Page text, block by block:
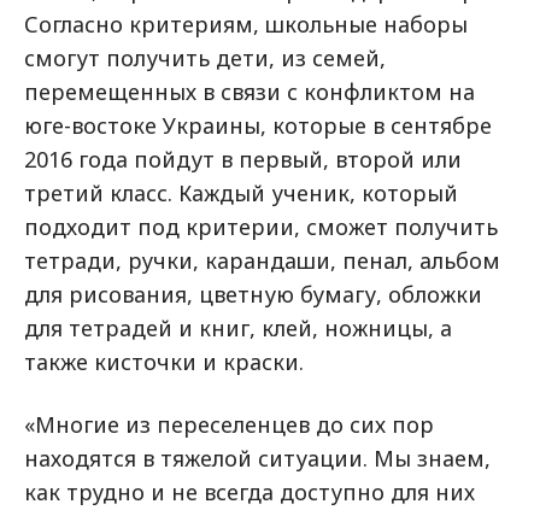
Согласно критериям, школьные наборы
смогут получить дети, из семей,
перемещенных в связи с конфликтом на
юге-востоке Украины, которые в сентябре
2016 года пойдут в первый, второй или
третий класс. Каждый ученик, который
подходит под критерии, сможет получить
тетради, ручки, карандаши, пенал, альбом
для рисования, цветную бумагу, обложки
для тетрадей и книг, клей, ножницы, а
также кисточки и краски.
«Многие из переселенцев до сих пор
находятся в тяжелой ситуации. Мы знаем,
как трудно и не всегда доступно для них